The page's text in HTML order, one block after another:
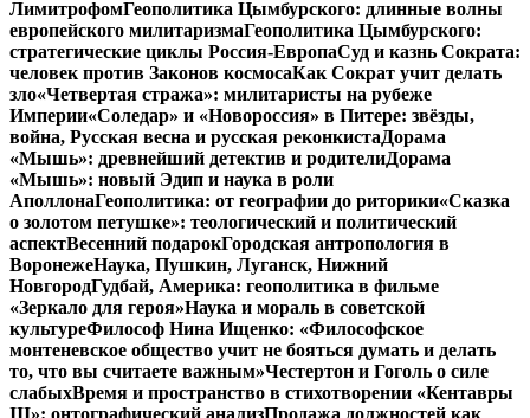
ЛимитрофомГеополитика Цымбурского: длинные волны
европейского милитаризмаГеополитика Цымбурского:
стратегические циклы Россия-ЕвропаСуд и казнь Сократа:
человек против Законов космосаКак Сократ учит делать
зло«Четвертая стража»: милитаристы на рубеже
Империи«Соледар» и «Новороссия» в Питере: звёзды,
война, Русская весна и русская реконкистаДорама
«Мышь»: древнейший детектив и родителиДорама
«Мышь»: новый Эдип и наука в роли
АполлонаГеополитика: от географии до риторики«Сказка
о золотом петушке»: теологический и политический
аспектВесенний подарокГородская антропология в
ВоронежеНаука, Пушкин, Луганск, Нижний
НовгородГудбай, Америка: геополитика в фильме
«Зеркало для героя»Наука и мораль в советской
культуреФилософ Нина Ищенко: «Философское
монтеневское общество учит не бояться думать и делать
то, что вы считаете важным»Честертон и Гоголь о силе
слабыхВремя и пространство в стихотворении «Кентавры